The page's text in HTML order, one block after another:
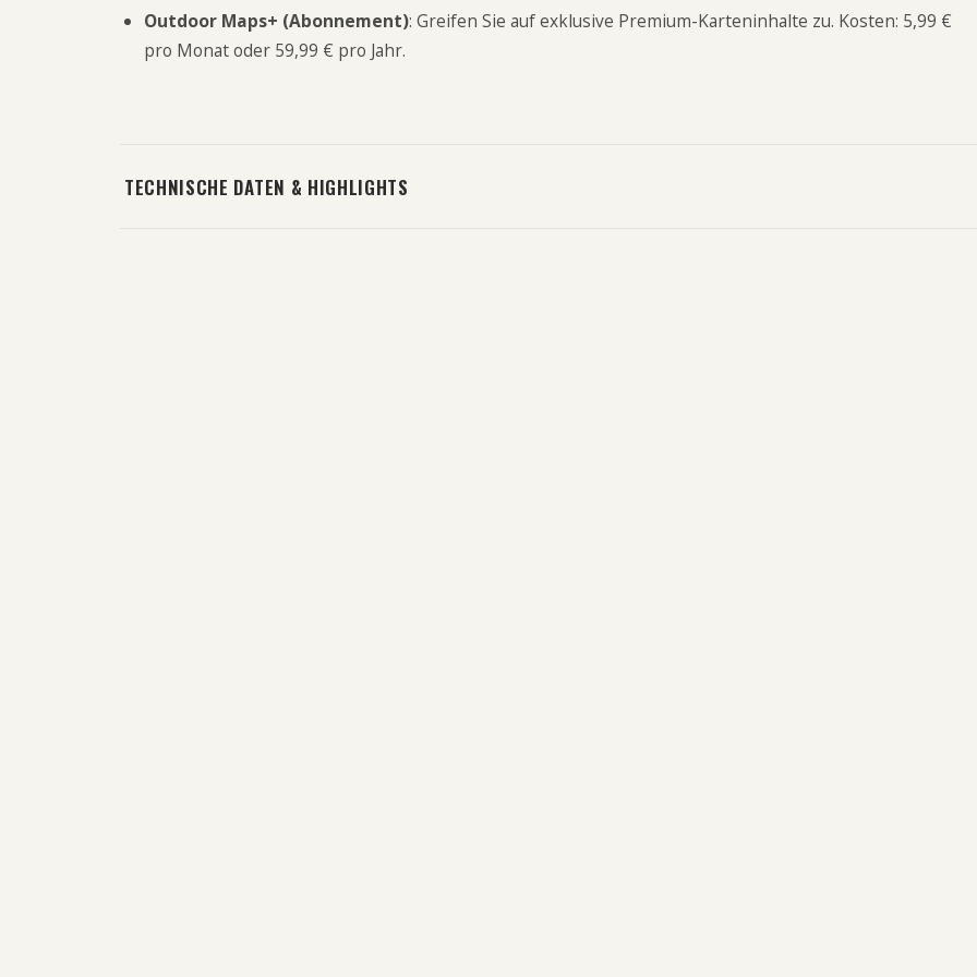
Outdoor Maps+ (Abonnement): Greifen Sie auf exklusive Premium-Karteninhalte zu. Kosten: 5,99 €
pro Monat oder 59,99 € pro Jahr.
TECHNISCHE DATEN & HIGHLIGHTS